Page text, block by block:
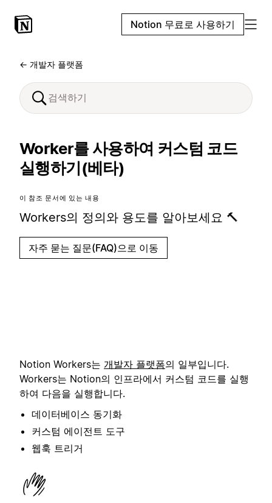
Notion 무료로 사용하기
← 개발자 플랫폼
Worker를 사용하여 커스텀 코드
실행하기(베타)
이 참조 문서에 있는 내용
Workers의 정의와 용도를 알아보세요 🔨
자주 묻는 질문(FAQ)으로 이동
Notion Workers는 개발자 플랫폼의 일부입니다.
Workers는 Notion의 인프라에서 커스텀 코드를 실행
하여 다음을 실행합니다.
데이터베이스 동기화
커스텀 에이전트 도구
웹훅 트리거